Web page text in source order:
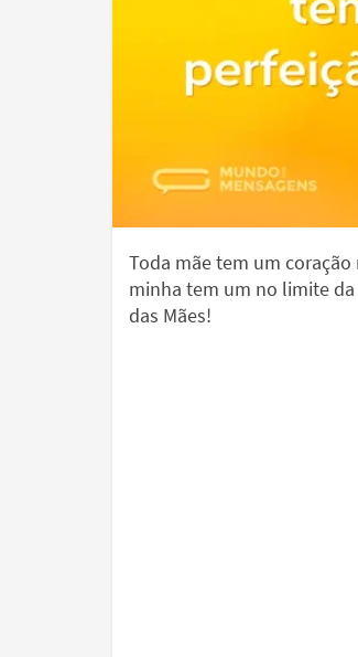
Toda mãe tem um
minha tem um no limite da
das Mães!